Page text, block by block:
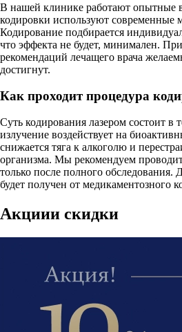
В нашей клинике работают опытные
кодировки используют современные
Кодирование подбирается
что эффекта не будет, минимален.
рекомендаций лечащего врача
достигнут.
Как проходит процедура
Суть кодирования лазером состоит в
излучение воздействует на
снижается тяга к алкоголю и
организма. Мы рекомендуем
только после полного
будет получен от медикаментозного
Акциии скидки